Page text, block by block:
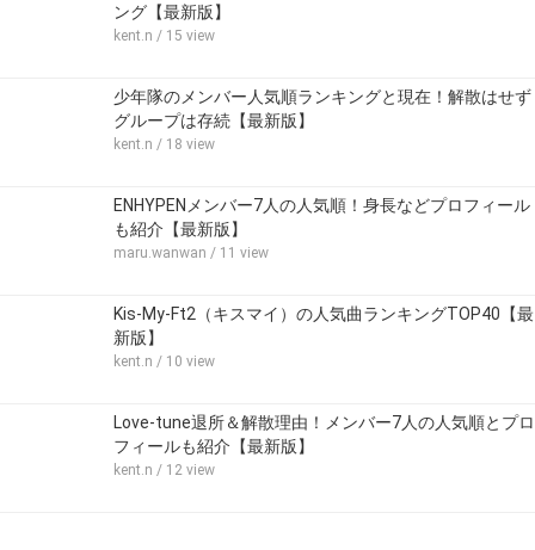
ング【最新版】
kent.n / 15 view
少年隊のメンバー人気順ランキングと現在！解散はせず
グループは存続【最新版】
kent.n / 18 view
ENHYPENメンバー7人の人気順！身長などプロフィール
も紹介【最新版】
maru.wanwan / 11 view
Kis-My-Ft2（キスマイ）の人気曲ランキングTOP40【最
新版】
kent.n / 10 view
Love-tune退所＆解散理由！メンバー7人の人気順とプロ
フィールも紹介【最新版】
kent.n / 12 view